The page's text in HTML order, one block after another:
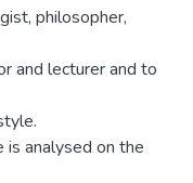
philosopher,
and lecturer and to
is analysed on the